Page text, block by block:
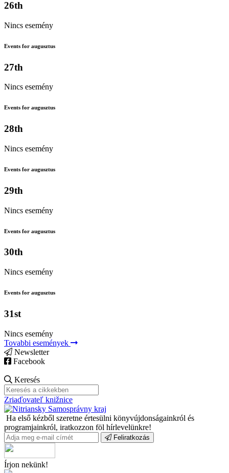
26th
Nincs esemény
Events for augusztus
27th
Nincs esemény
Events for augusztus
28th
Nincs esemény
Events for augusztus
29th
Nincs esemény
Events for augusztus
30th
Nincs esemény
Events for augusztus
31st
Nincs esemény
Tovabbi események
Newsletter
Facebook
Keresés
Zriaďovateľ knižnice
Ha első kézből szeretne értesülni könyvújdonságainkról és
programjainkról, iratkozzon föl hírlevelünkre!
Feliratkozás
Írjon nekünk!